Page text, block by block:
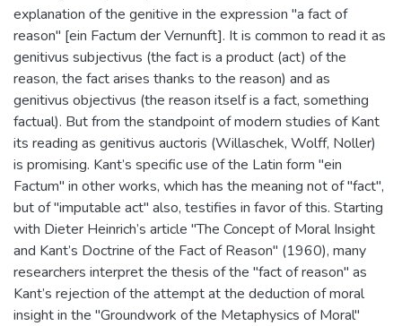
explanation of the genitive in the expression "a fact of
reason" [ein Factum der Vernunft]. It is common to read it as
genitivus subjectivus (the fact is a product (act) of the
reason, the fact arises thanks to the reason) and as
genitivus objectivus (the reason itself is a fact, something
factual). But from the standpoint of modern studies of Kant
its reading as genitivus auctoris (Willaschek, Wolff, Noller)
is promising. Kant’s specific use of the Latin form "ein
Factum" in other works, which has the meaning not of "fact",
but of "imputable act" also, testifies in favor of this. Starting
with Dieter Heinrich’s article "The Concept of Moral Insight
and Kant’s Doctrine of the Fact of Reason" (1960), many
researchers interpret the thesis of the "fact of reason" as
Kant’s rejection of the attempt at the deduction of moral
insight in the "Groundwork of the Metaphysics of Moral"